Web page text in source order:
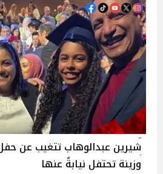
شيرين عبدالوهاب تتغيب عن
وزينة تحتفل نيابةً عنها